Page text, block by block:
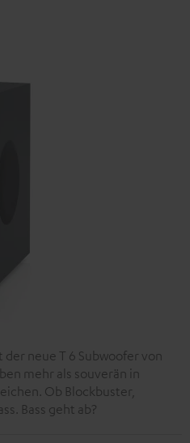
der neue T 6 Subwoofer von
mehr als souverän in
Ob Blockbuster,
Bass geht ab?